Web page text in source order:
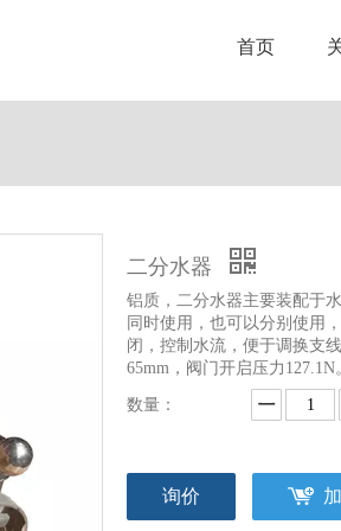
首页
二分水器
铝质，二分水器主要装配于
同时使用，也可以分别使用
闭，控制水流，便于调换支
65mm，阀门开启压力127.1N
数量：
询价